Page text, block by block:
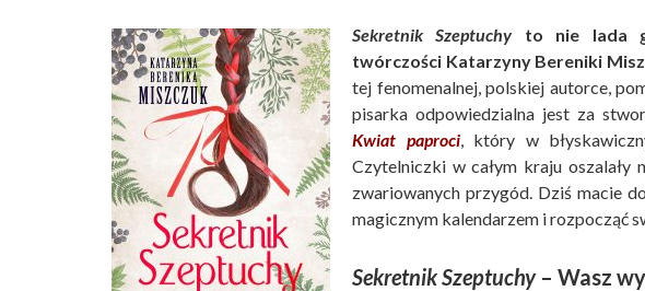
Sekretnik Szeptuchyto nie lada
twórczości Katarzyny Bereniki
tej fenomenalnej, polskiej autorce,
pisarka odpowiedzialna jest za
Kwiat paproci, który w
Czytelniczki w całym kraju oszalały
zwariowanych przygód. Dziś macie
magicznym kalendarzem i rozpocząć
Sekretnik Szeptuchy– Wasz